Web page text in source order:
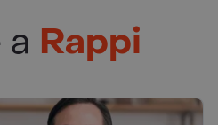
Rappi